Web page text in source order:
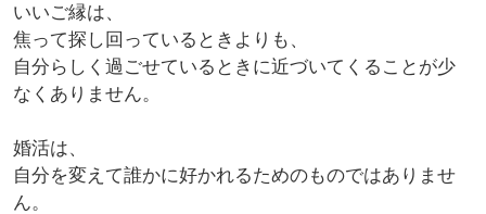
いいご縁は、
焦って探し回っているときよりも、
自分らしく過ごせているときに近づいてくることが少
なくありません。
婚活は、
自分を変えて誰かに好かれるためのものではありませ
ん。